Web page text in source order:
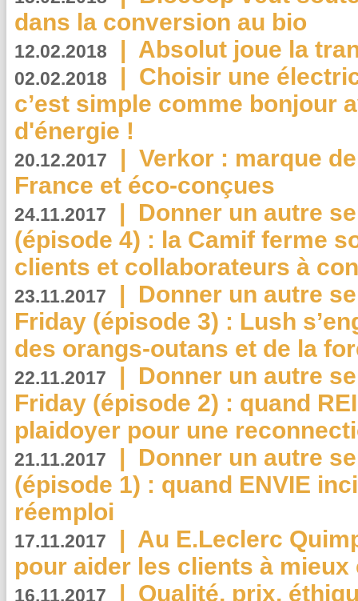
dans la conversion au bio
12.02.2018 | Absolut joue la
02.02.2018 | Choisir une
c’est simple comme bonjour
d'énergie !
20.12.2017 | Verkor : marque
France et éco-conçues
24.11.2017 | Donner un autre
(épisode 4) : la Camif ferme
clients et collaborateurs à
23.11.2017 | Donner un autre
Friday (épisode 3) : Lush
des orangs-outans et de la
22.11.2017 | Donner un autre
Friday (épisode 2) : quand
plaidoyer pour une
21.11.2017 | Donner un autre
(épisode 1) : quand ENVIE
réemploi
17.11.2017 | Au E.Leclerc
pour aider les clients à
16.11.2017 | Qualité, prix,